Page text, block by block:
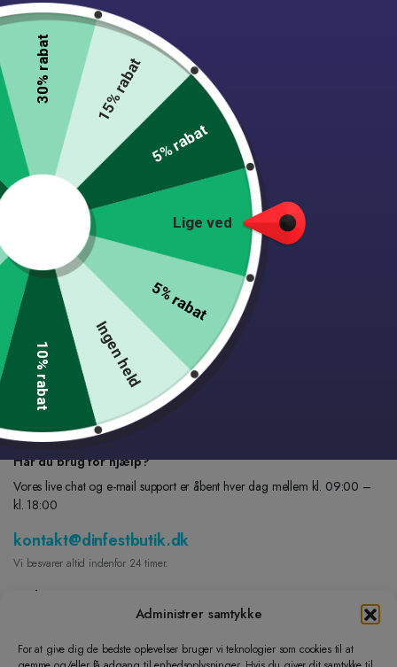
Administrer samtykke
For at give dig de bedste oplevelser bruger vi teknologier som cookies til at
Bordløber - Rød
Ballonbue komplet sæt
Tilmeld vores nyhedsbrev og få 10% rabat!
Tilmeld dig nu for at få seneste opdateringer om kampagner og kuponer.
Bare rolig, vi spammer ikke!
[mc4wp_form id="676"]
Har du brug for hjælp?
Vores live chat og e-mail support er åbent hver dag mellem kl. 09:00 –
kl. 18:00
kontakt@dinfestbutik.dk
Vi besvarer altid indenfor 24 timer.
Find os på
Lige ved
5% rabat
Ingen held
10% rabat
30% rabat 15% rabat
5% rabat